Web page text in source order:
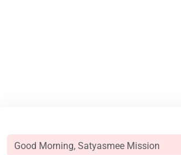
Good Morning, Satyasmee Mission